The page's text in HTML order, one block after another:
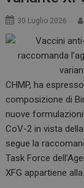
30 Luglio 2026
CHMP, ha
composizione di
nuove
CoV-2 in vista
segue la
Task Force
XFG appartiene alla…